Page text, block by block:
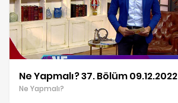
Ne Yapmalı? 37. Bölüm 09.12.2022
Ne Yapmalı?